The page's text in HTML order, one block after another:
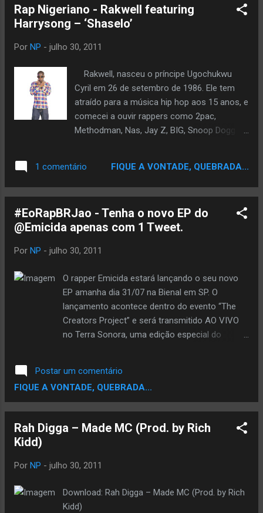
Rap Nigeriano - Rakwell featuring
Harrysong – ‘Shaselo’
Por NP - julho 30, 2011
Rakwell, nasceu o príncipe Ugochukwu
Cyril em 26 de setembro de 1986. Ele tem
atraído para a música hip hop aos 15 anos, e
comecei a ouvir rappers como 2pac,
Methodman, Nas, Jay Z, BIG, Snoop Dogg e
foi no primeiro álbum Terry G, "Free Me". Em
2010, ele formou a Câmara dos Ginjah grupo
sua grande oportunidade surgiu quando o
House Of Ginjah cair seu álbum de estréia
atualmente trabalhando como artista solo e
"Shaselo", que apresenta Harrysong. Trilha
RAKWELL - SHASELO (45)
1 comentário FIQUE A VONTADE, QUEBRADA...
#EoRapBRJao - Tenha o novo EP do
@Emicida apenas com 1 Tweet.
Por NP - julho 30, 2011
O rapper Emicida estará lançando o seu novo
EP amanha dia 31/07 na Bienal em SP. O
lançamento acontece dentro do evento “The
Creators Project” e será transmitido AO VIVO
no Terra Sonora, uma edição especial do
gratuitamente na internet, sim a 0hs de
Domingo o disco estará disponível para
download no site do
apenas com um Tweet. É isso mesmo: você só
no seu computador. O EP é o quarto
que deverá vir em 2012, é apoiado pelo”The
Studio” – uma iniciativa da Vice, financiando e
Postar um comentário
FIQUE A VONTADE, QUEBRADA...
Rah Digga – Made MC (Prod. by Rich
Kidd)
Por NP - julho 30, 2011
Download: Rah Digga – Made MC (Prod. by Rich
Kidd)